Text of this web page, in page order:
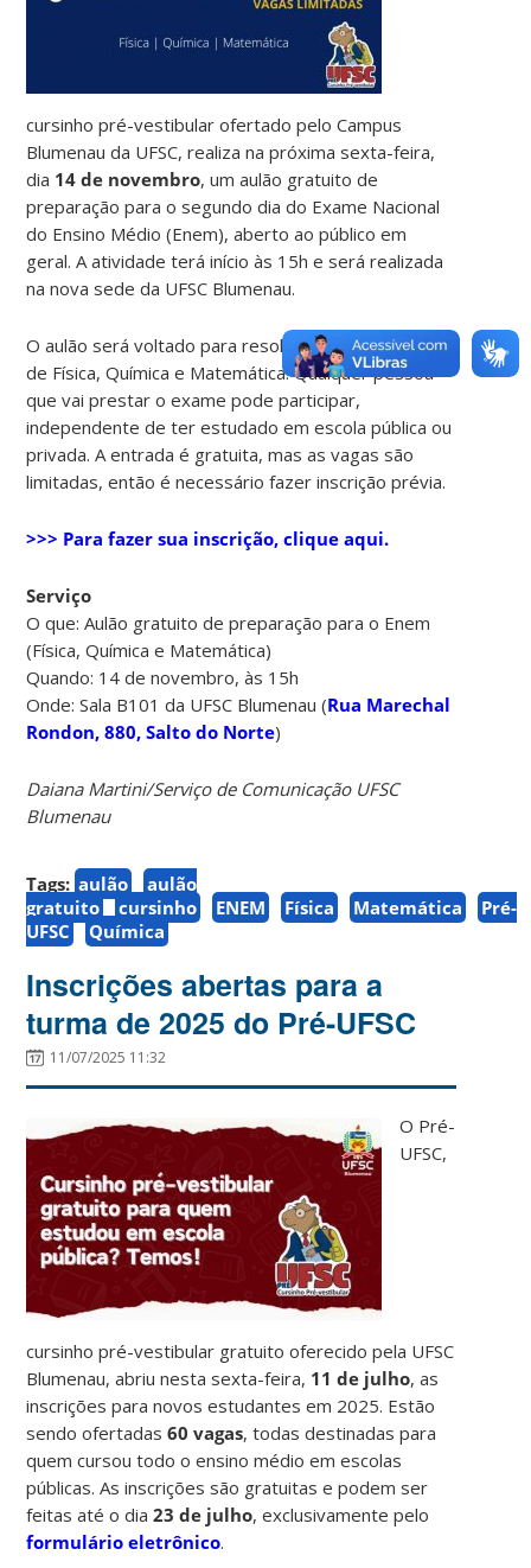
cursinho pré-vestibular ofertado pelo Campus
Blumenau da UFSC, realiza na próxima sexta-feira,
dia 14 de novembro, um aulão gratuito de
preparação para o segundo dia do Exame Nacional
do Ensino Médio (Enem), aberto ao público em
geral. A atividade terá início às 15h e será realizada
na nova sede da UFSC Blumenau.
O aulão será voltado para resolução de questões
de Física, Química e Matemática. Qualquer pessoa
que vai prestar o exame pode participar,
independente de ter estudado em escola pública ou
privada. A entrada é gratuita, mas as vagas são
limitadas, então é necessário fazer inscrição prévia.
>>> Para fazer sua inscrição, clique aqui.
Serviço
O que: Aulão gratuito de preparação para o Enem
(Física, Química e Matemática)
Quando: 14 de novembro, às 15h
Onde: Sala B101 da UFSC Blumenau (Rua Marechal
Rondon, 880, Salto do Norte)
Daiana Martini/Serviço de Comunicação UFSC
Blumenau
Tags: aulão
aulão
gratuito
cursinho ENEM Física Matemática
Pré-
UFSC
Química
Inscrições abertas para a
turma de 2025 do Pré-UFSC
11/07/2025 11:32
O Pré-
UFSC,
cursinho pré-vestibular gratuito oferecido pela UFSC
Blumenau, abriu nesta sexta-feira, 11 de julho, as
inscrições para novos estudantes em 2025. Estão
sendo ofertadas 60 vagas, todas destinadas para
quem cursou todo o ensino médio em escolas
públicas. As inscrições são gratuitas e podem ser
feitas até o dia23 de julho, exclusivamente pelo
formulário eletrônico.